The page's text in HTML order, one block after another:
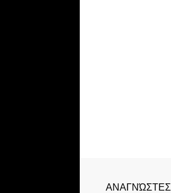
ΑΝΑΓΝΏΣΤΕΣ